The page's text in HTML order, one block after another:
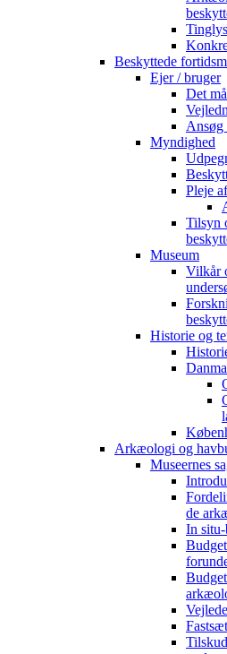
Beskyttede
Ejer / bruger
Det
Ansøg
Myndighed
Pleje
Tilsyn
Museum
Vilkår
Historie og
Arkæologi og
Museernes
de
In